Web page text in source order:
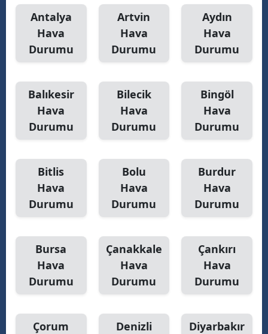
Batman
Şırnak
Bartın
Ardahan
Yalova
Osmaniye
Antalya
Hava
Durumu
Artvin
Hava
Durumu
Aydın
Hava
Durumu
Balıkesir
Hava
Durumu
Bilecik
Hava
Durumu
Bingöl
Hava
Durumu
Bitlis
Hava
Durumu
Bolu
Hava
Durumu
Burdur
Hava
Durumu
Bursa
Hava
Durumu
Çanakkale
Hava
Durumu
Çankırı
Hava
Durumu
Çorum
Denizli
Diyarbakır